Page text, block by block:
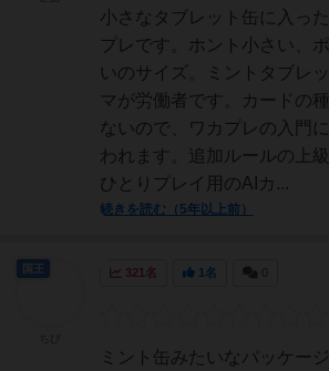
小さなタブレット缶に入っ
プレです。ホント小さい、
いのサイズ。ミントタブレ
マが労働者です。カードの
ないので、ワカプレの入門
われます。追加ルールの上
ひとりプレイ用のAIカ...
続きを読む（5年以上前）
321名 1名
ミント缶みたいなパッケー